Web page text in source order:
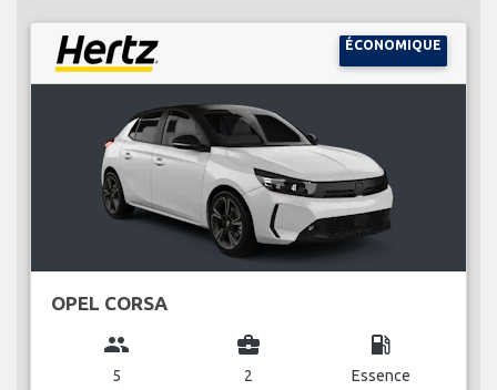
ÉCONOMIQUE
OPEL CORSA
group
5
business_center
2
local_gas_station
Essence